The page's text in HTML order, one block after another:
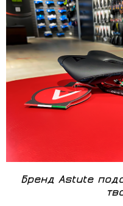
Бренд Astute